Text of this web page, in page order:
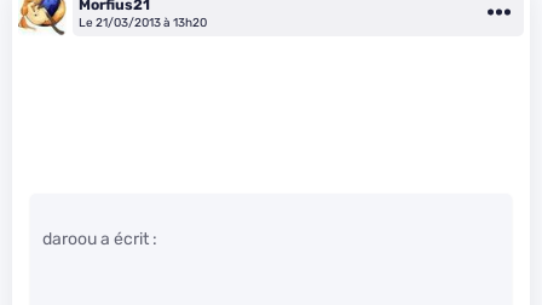
Morfius21
Le 21/03/2013 à 13h20
daroou a écrit :